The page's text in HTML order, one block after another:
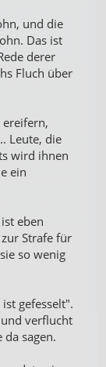
und die
Das ist
derer
Fluch über
Leute, die
wird ihnen
ein
eben
Strafe für
so wenig
gefesselt".
verflucht
da sagen.